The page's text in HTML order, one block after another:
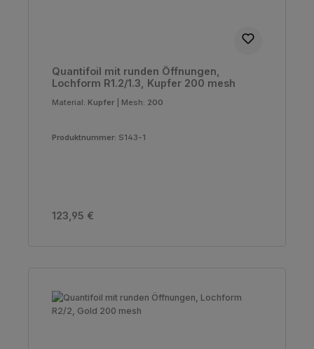
Quantifoil mit runden Öffnungen,
Lochform R1.2/1.3, Kupfer 200 mesh
Material: Kupfer Mesh: 200
Produktnummer: S143-1
Regulärer Preis:
123,95 €